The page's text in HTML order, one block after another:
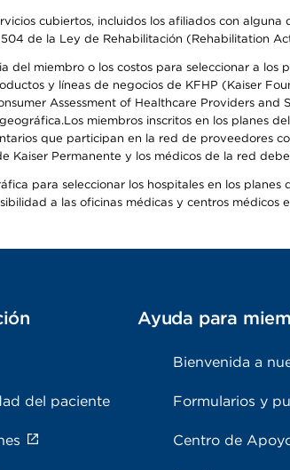
cubiertos, incluidos los afiliados con
de la Ley de Rehabilitación (Rehabilitation
miembro o los costos para seleccionar a
y líneas de negocios de KFHP (Kaiser
Assessment of Healthcare Providers and
miembros inscritos en los planes
que participan en la red de proveedores
Permanente y los médicos de la red
para seleccionar los hospitales en los
a las oficinas médicas y centros médicos
del paciente
Ayuda para
Bienvenida a
Formularios y
Centro de